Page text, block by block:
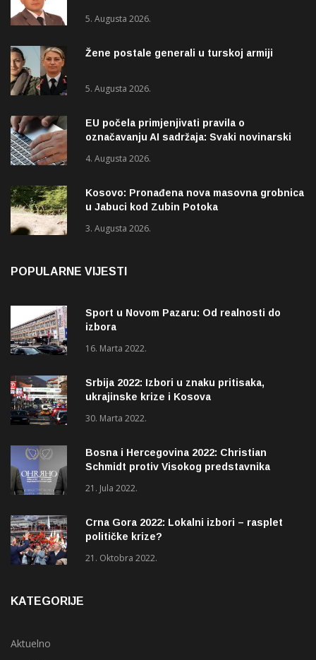
5. Augusta 2026.
Žene postale generali u turskoj armiji
5. Augusta 2026.
EU počela primjenjivati pravila o
označavanju AI sadržaja: Svaki novinarski
4. Augusta 2026.
Kosovo: Pronađena nova masovna grobnica
u Jabuci kod Zubin Potoka
3. Augusta 2026.
POPULARNE VIJESTI
Sport u Novom Pazaru: Od realnosti do
izbora
16. Marta 2022.
Srbija 2022: Izbori u znaku pritisaka,
ukrajinske krize i Kosova
30. Marta 2022.
Bosna i Hercegovina 2022: Christian
Schmidt protiv Visokog predstavnika
21. Jula 2022.
Crna Gora 2022: Lokalni izbori – rasplet
političke krize?
21. Oktobra 2022.
KATEGORIJE
Aktuelno